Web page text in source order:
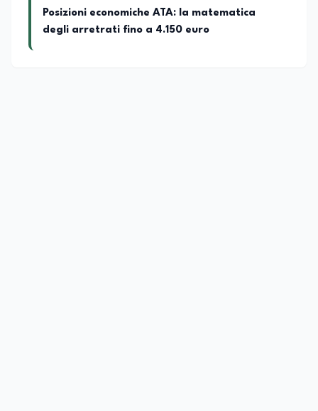
Posizioni economiche ATA: la matematica
degli arretrati fino a 4.150 euro